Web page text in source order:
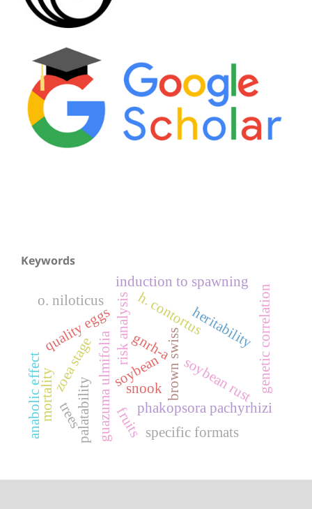
Keywords
phakopsora pachyrhizi
soybean soybean rust
risk analysis brown swiss
heritability genetic correlation
h. contortus
guazuma ulmifolia snook
induction to spawning
gnrh-a
quality eggs
palatability fruits
trees
zoea stage
mortality
o. niloticus
anabolic effect specific formats